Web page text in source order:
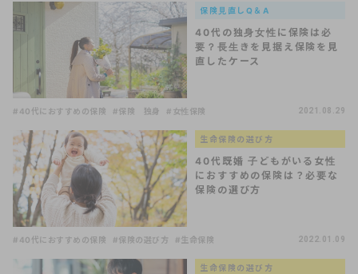
保険見直しQ＆A
40代の独身女性に保険は必
要？長生きを見据え保険を見
直したケース
#40代におすすめの保険 #保険 独身 #女性保険 2021.08.29
生命保険の選び方
40代既婚 子どもがいる女性
におすすめの保険は？必要な
保険の選び方
#40代におすすめの保険 #保険の選び方 #生命保険 2022.01.09
生命保険の選び方